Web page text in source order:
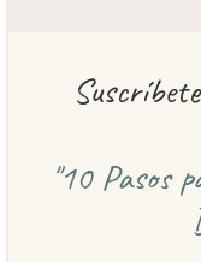
"10 Pasos